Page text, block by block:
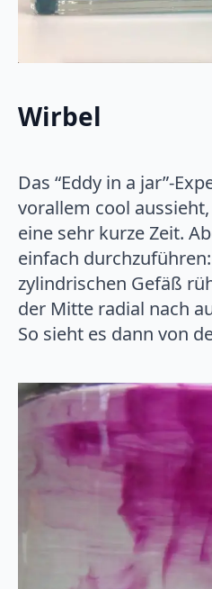
Wirbel
Das “Eddy in a jar”-
vorallem cool
eine sehr kurze Zeit.
einfach
zylindrischen Gefäß
der Mitte radial nach
So sieht es dann von